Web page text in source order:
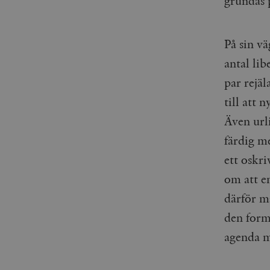
På sin
antal
par
till att
Även
färdig
ett
om att
därför
den
agenda
_gat_UA-19195086-1
_hjSessionUser_675006
_hjSession_675006
mailchimp_landing_site